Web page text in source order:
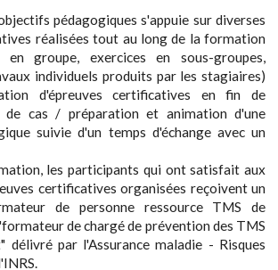
pédagogiques s'appuie sur diverses
réalisées tout au long de la formation
en groupe, exercices en sous-groupes,
individuels produits par les stagiaires)
d'épreuves certificatives en fin de
de cas / préparation et animation d'une
suivie d'un temps d'échange avec un
les participants qui ont satisfait aux
certificatives organisées reçoivent un
de personne ressource TMS de
de chargé de prévention des TMS
délivré par l'Assurance maladie - Risques